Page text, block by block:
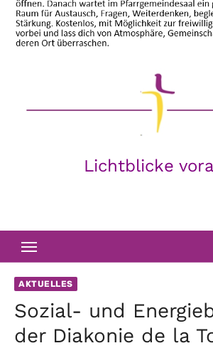
Lichtblicke
AKTUELLES
Sozial- und
der Diakonie de la